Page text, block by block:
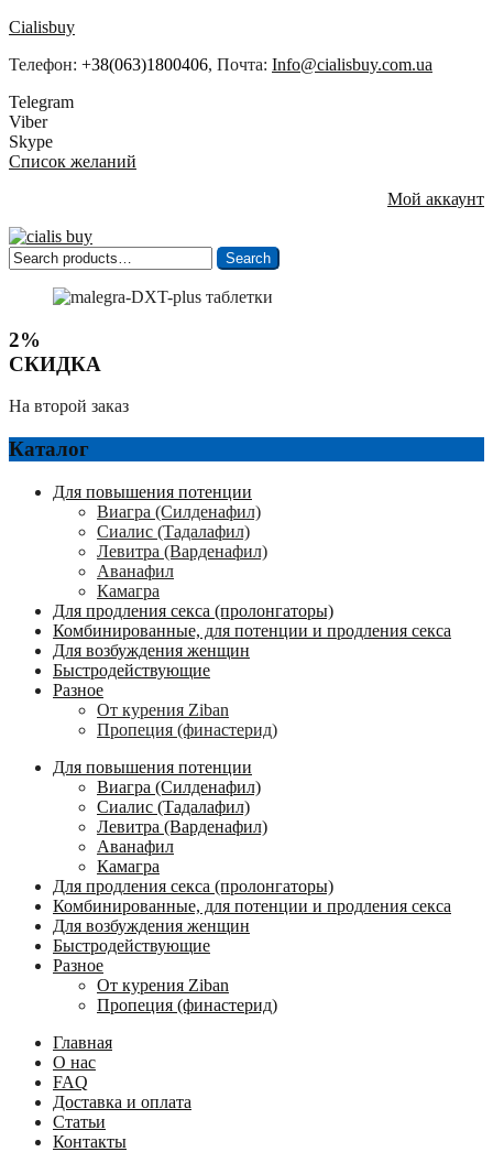
Cialisbuy
Телефон: +38(063)1800406, Почта: Info@cialisbuy.com.ua
Telegram
Viber
Skype
Список желаний
Мой аккаунт
Search
for:
Search
2%
СКИДКА
На второй заказ
Каталог
Для повышения потенции
Виагра (Силденафил)
Сиалис (Тадалафил)
Левитра (Варденафил)
Аванафил
Камагра
Для продления секса (пролонгаторы)
Комбинированные, для потенции и продления секса
Для возбуждения женщин
Быстродействующие
Разное
От курения Ziban
Пропеция (финастерид)
Для повышения потенции
Виагра (Силденафил)
Сиалис (Тадалафил)
Левитра (Варденафил)
Аванафил
Камагра
Для продления секса (пролонгаторы)
Комбинированные, для потенции и продления секса
Для возбуждения женщин
Быстродействующие
Разное
От курения Ziban
Пропеция (финастерид)
Главная
О нас
FAQ
Доставка и оплата
Статьи
Контакты